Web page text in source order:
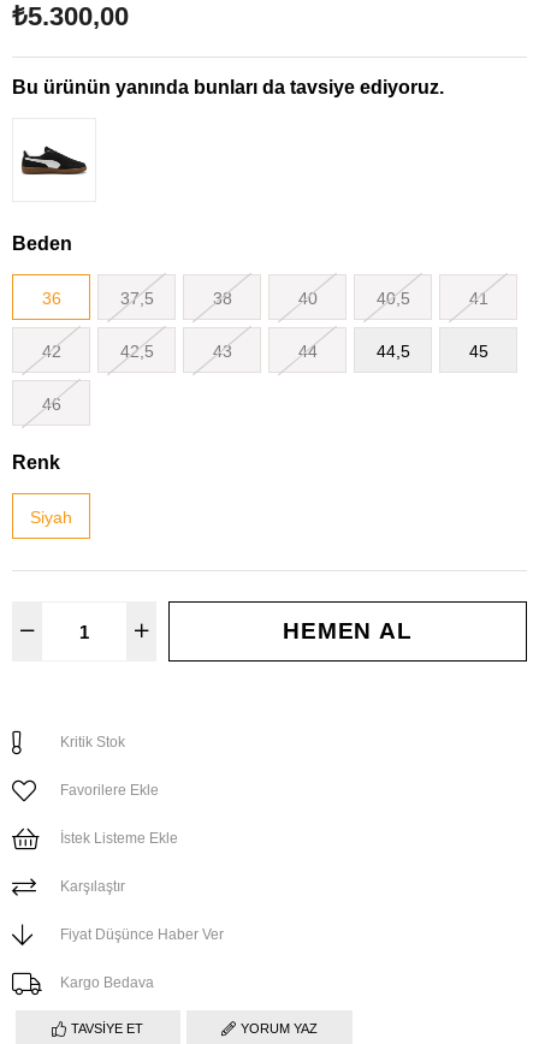
₺5.300,00
Bu ürünün yanında bunları da tavsiye ediyoruz.
Beden
36 37,5 38 40 40,5 41
42 42,5 43 44 44,5 45
46
Renk
Siyah
Kritik Stok
Favorilere Ekle
İstek Listeme Ekle
Karşılaştır
Fiyat Düşünce Haber Ver
Kargo Bedava
TAVSIYE ET YORUM YAZ